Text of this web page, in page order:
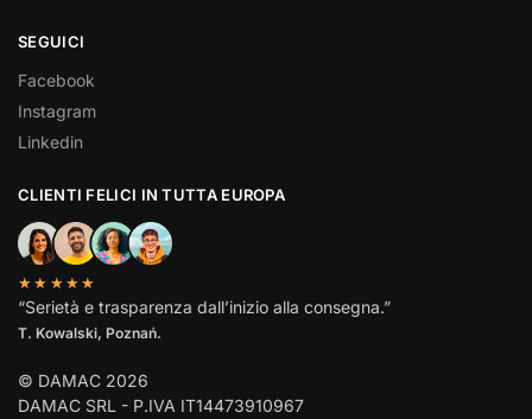
SEGUICI
Facebook
Instagram
Linkedin
CLIENTI FELICI IN TUTTA EUROPA
★★★★★
“Serietà e trasparenza dall’inizio alla consegna.”
T. Kowalski, Poznań.
© DAMAC 2026
DAMAC SRL - P.IVA IT14473910967